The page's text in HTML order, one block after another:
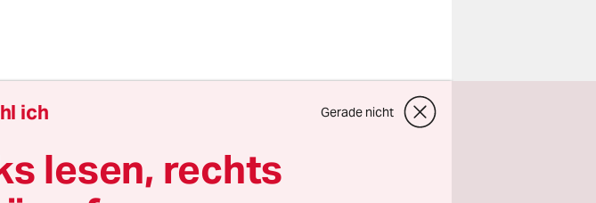
Zorn setzt Abduvali Akimbekov
obdachlos, ein Flüchtling, kein
verschleiert. Für die Kirgisen bist
des Kirgisen, das eine Zeitung
ich Gerade nicht
lesen, rechts